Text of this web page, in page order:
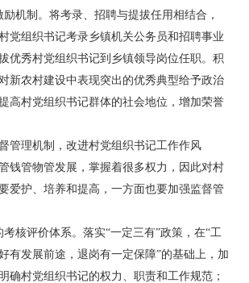
制。将考录、招聘与提拔任用相结合，
党组织书记考录乡镇机关公务员和招聘事业
优秀村党组织书记到乡镇领导岗位任职。积
新农村建设中表现突出的优秀典型给予政治
高村党组织书记群体的社会地位，增加荣誉
理机制，改进村党组织书记工作作风
管物管发展，掌握着很多权力，因此对村
爱护、培养和提高，一方面也要加强监督管
评价体系。落实“一定三有”政策，在“工
有发展前途，退岗有一定保障”的基础上，加
确村党组织书记的权力、职责和工作规范；